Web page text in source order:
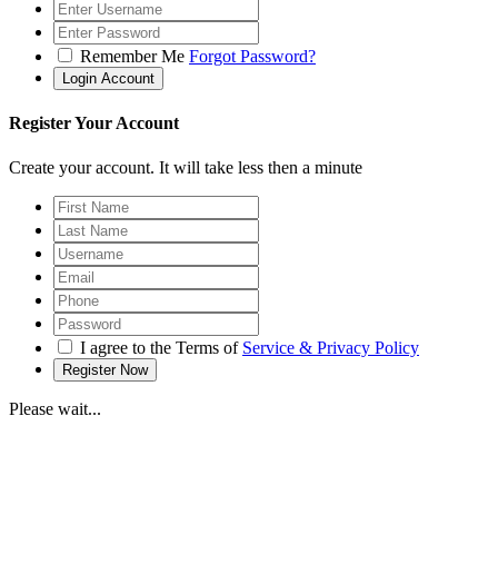
Remember Me Forgot Password?
Register Your Account
Create your account. It will take less then a minute
I agree to the Terms of Service & Privacy Policy
Please wait...